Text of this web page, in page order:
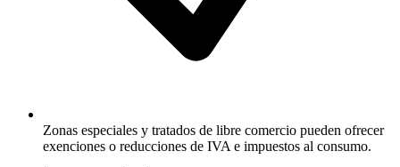
Zonas especiales y tratados de libre comercio pueden ofrecer
exenciones o reducciones de IVA e impuestos al consumo.